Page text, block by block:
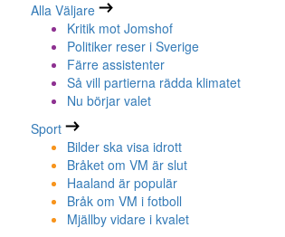
Alla Väljare
Kritik mot Jomshof
Politiker reser i Sverige
Färre assistenter
Så vill partierna rädda klimatet
Nu börjar valet
Sport
Bilder ska visa idrott
Bråket om VM är slut
Haaland är populär
Bråk om VM i fotboll
Mjällby vidare i kvalet